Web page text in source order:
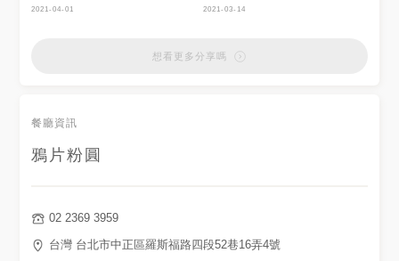
2021-04-01 2021-03-14
想看更多分享嗎
餐廳資訊
鴉片粉圓
02 2369 3959
台灣 台北市中正區羅斯福路四段52巷16弄4號